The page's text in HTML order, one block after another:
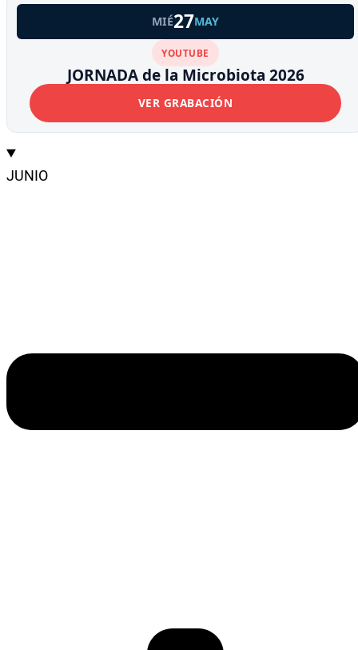
MIÉ27MAY
YOUTUBE
JORNADA de la Microbiota 2026
VER GRABACIÓN
JUNIO